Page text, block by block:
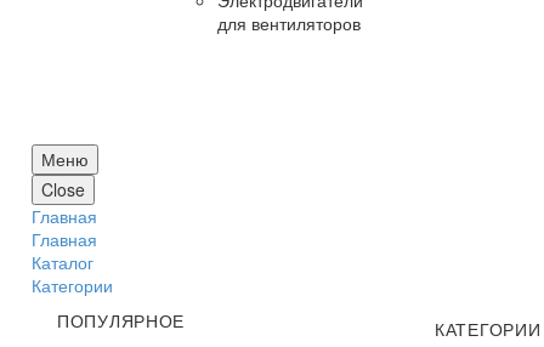
для вентиляторов
Меню
Close
Главная
Главная
Каталог
Категории
ПОПУЛЯРНОЕ
КАТЕГОРИИ